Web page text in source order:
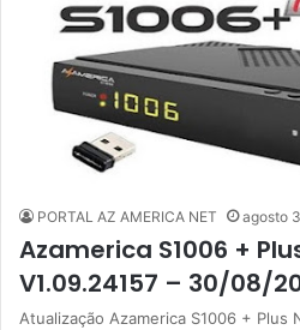
PORTAL AZ AMERICA NET agosto
Azamerica S1006 +
V1.09.24157 – 30/08/
Atualização Azamerica S1006 + Plus